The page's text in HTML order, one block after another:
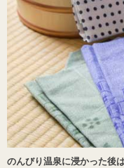
のんびり温泉に浸かった後